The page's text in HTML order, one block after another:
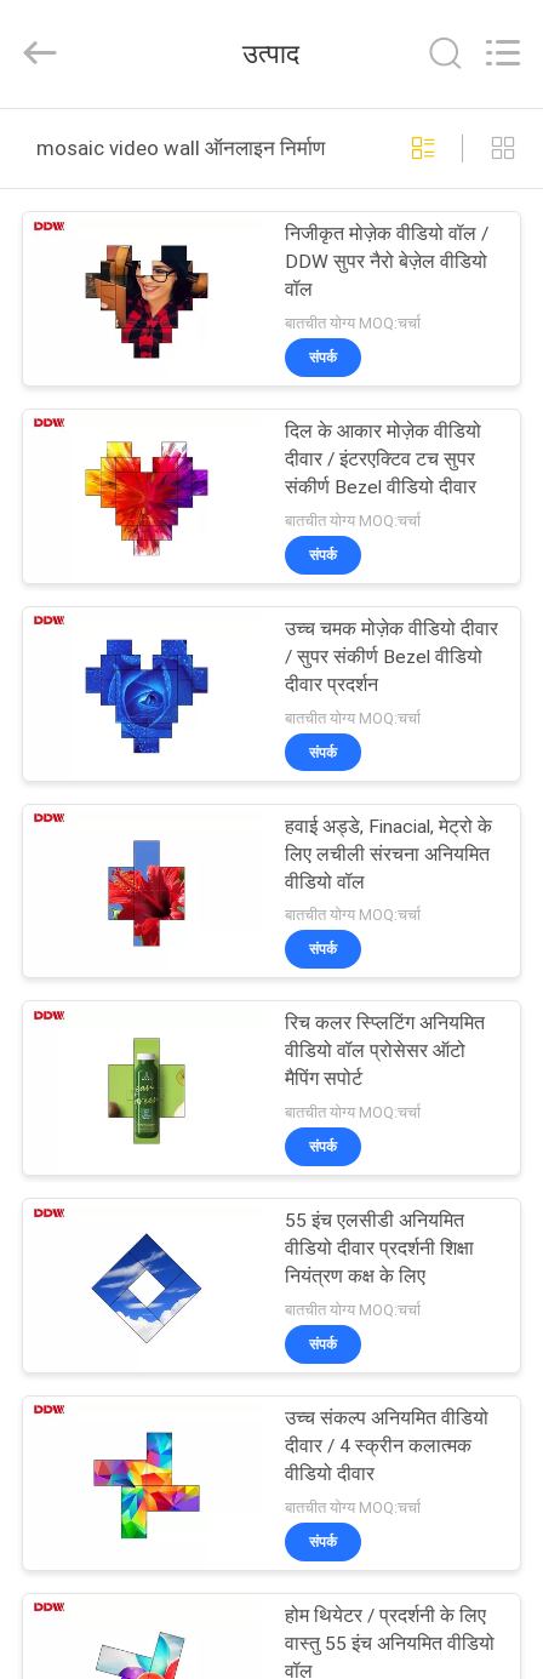
उत्पाद
कारखाना
नियंत्रण
समाचार
की
विनती
CENTER
PRIVACY
POLICY
Rights
by
उत्पाद
mosaic video wall ऑनलाइन निर्माण
निजीकृत मोज़ेक वीडियो वॉल /
DDW सुपर नैरो बेज़ेल वीडियो
वॉल
बातचीत योग्य MOQ:चर्चा
संपर्क
दिल के आकार मोज़ेक वीडियो
दीवार / इंटरएक्टिव टच सुपर
संकीर्ण Bezel वीडियो दीवार
बातचीत योग्य MOQ:चर्चा
संपर्क
उच्च चमक मोज़ेक वीडियो दीवार
/ सुपर संकीर्ण Bezel वीडियो
दीवार प्रदर्शन
बातचीत योग्य MOQ:चर्चा
संपर्क
हवाई अड्डे, Finacial, मेट्रो के
लिए लचीली संरचना अनियमित
वीडियो वॉल
बातचीत योग्य MOQ:चर्चा
संपर्क
रिच कलर स्प्लिटिंग अनियमित
वीडियो वॉल प्रोसेसर ऑटो
मैपिंग सपोर्ट
बातचीत योग्य MOQ:चर्चा
संपर्क
55 इंच एलसीडी अनियमित
वीडियो दीवार प्रदर्शनी शिक्षा
नियंत्रण कक्ष के लिए
बातचीत योग्य MOQ:चर्चा
संपर्क
उच्च संकल्प अनियमित वीडियो
दीवार / 4 स्क्रीन कलात्मक
वीडियो दीवार
बातचीत योग्य MOQ:चर्चा
संपर्क
होम थियेटर / प्रदर्शनी के लिए
वास्तु 55 इंच अनियमित वीडियो
वॉल